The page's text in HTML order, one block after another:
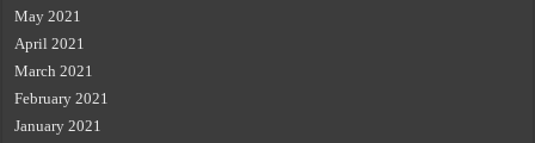
May 2021
April 2021
March 2021
February 2021
January 2021